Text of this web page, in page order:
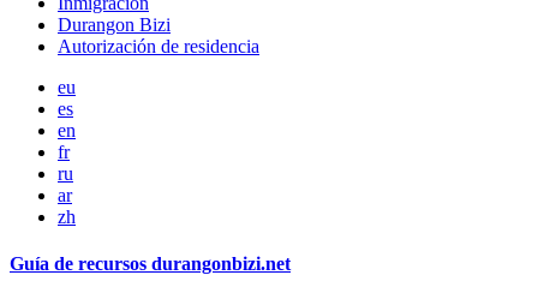
Durangon Bizi
Autorización de residencia
eu
es
en
fr
ru
ar
zh
Guía de recursos durangonbizi.net